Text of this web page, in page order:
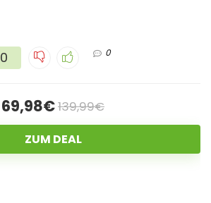
0 0
69,98€139,99€
ZUM DEAL